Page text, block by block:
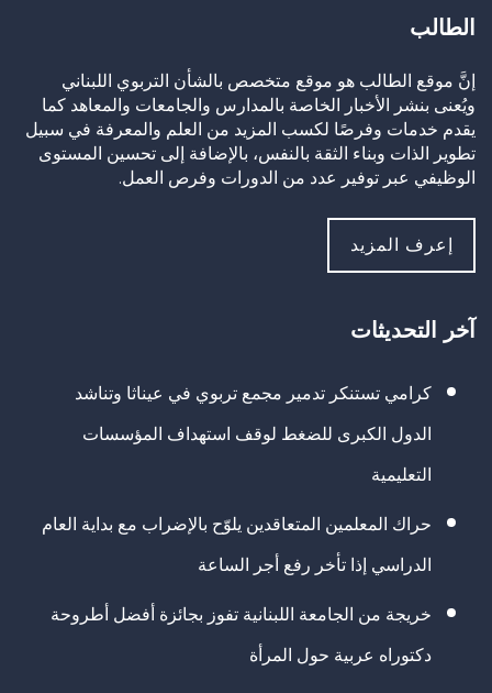
الطالب
إنَّ موقع الطالب هو موقع متخصص بالشأن التربوي اللبناني
ويُعنى بنشر الأخبار الخاصة بالمدارس والجامعات والمعاهد كما
يقدم خدمات وفرصًا لكسب المزيد من العلم والمعرفة في سبيل
تطوير الذات وبناء الثقة بالنفس، بالإضافة إلى تحسين المستوى
الوظيفي عبر توفير عدد من الدورات وفرص العمل.
إعرف المزيد
آخر التحديثات
كرامي تستنكر تدمير مجمع تربوي في عيناثا وتناشد
الدول الكبرى للضغط لوقف استهداف المؤسسات
التعليمية
حراك المعلمين المتعاقدين يلوّح بالإضراب مع بداية العام
الدراسي إذا تأخر رفع أجر الساعة
خريجة من الجامعة اللبنانية تفوز بجائزة أفضل أطروحة
دكتوراه عربية حول المرأة